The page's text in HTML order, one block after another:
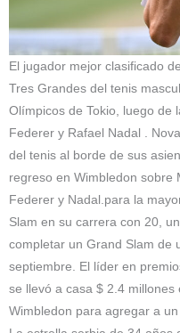
El jugador mejor clasificado
Tres Grandes del tenis
Olímpicos de Tokio, luego de
Federer y Rafael Nadal .
del tenis al borde de sus
regreso en Wimbledon sobre
Federer y Nadal.para la
Slam en su carrera con 20,
completar un Grand Slam de
septiembre. El líder en
se llevó a casa $ 2.4
Wimbledon para agregar a